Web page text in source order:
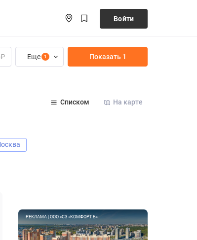
Войти
₽ Еще 1 Показать 1
Списком На карте
Москва
РЕКЛАМА | ООО «СЗ «КОМФОРТ Б»